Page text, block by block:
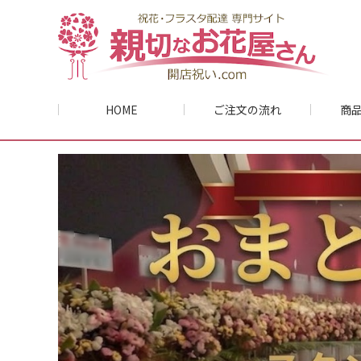
HOME ご注文の流れ 商